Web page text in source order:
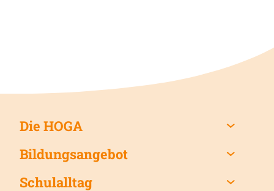
Die HOGA
Bildungsangebot
Schulalltag